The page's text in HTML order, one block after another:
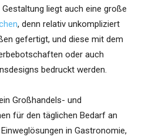
liegt auch eine große
, denn relativ unkompliziert
gefertigt, und diese mit dem
oder auch
bedruckt werden.
Großhandels- und
für den täglichen Bedarf an
in Gastronomie,